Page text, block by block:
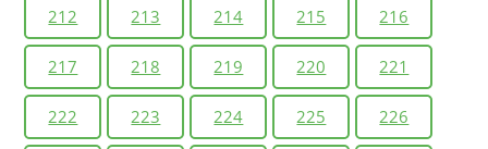
212 213 214 215 216
217 218 219 220 221
222 223 224 225 226